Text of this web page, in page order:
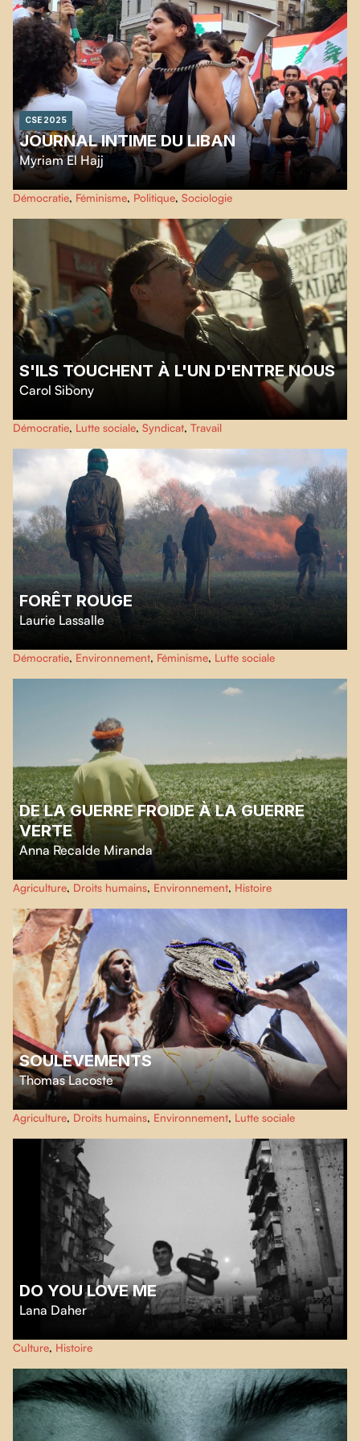
CSE 2025
JOURNAL INTIME DU LIBAN
Myriam El Hajj
Un portrait poétique et personnel du Liban, entre chaos et résistance, porté
par trois récits et la voix de la réalisatrice.
Démocratie, Féminisme, Politique, Sociologie
S'ILS TOUCHENT À L'UN D'ENTRE NOUS
Carol Sibony
L’histoire de la lutte victorieuse pour la réintégration de Christian Porta,
militant communiste et syndicaliste, après son licenciement illégal.
Démocratie, Lutte sociale, Syndicat, Travail
FORÊT ROUGE
Laurie Lassalle
Dans une forêt française, un groupe d’anarchistes établit une communauté
éco-activiste et anticapitaliste. Mais l’État a d’autres projets. Un film
poétique et révolutionnaire sur la liberté et les idéaux.
Démocratie, Environnement, Féminisme, Lutte sociale
DE LA GUERRE FROIDE À LA GUERRE
VERTE
Anna Recalde Miranda
Enquête impressionnante, ce voyage intime en Amérique latine élabore une
généalogie du désastre écologique, à travers une contextualisation
historique et politique inédite.
Agriculture, Droits humains, Environnement, Histoire
SOULÈVEMENTS
Thomas Lacoste
Un portrait choral à 16 voix desSoulèvements de la Terrerévèlent la
composition inédite des forces multiples déployées pour résister à la
catastrophe écologique en cours.
Agriculture, Droits humains, Environnement, Lutte sociale
DO YOU LOVE ME
Lana Daher
Conçu à partir d’archives diverses produites dans les sept dernières
décennies, cet hommage ludique offre un trajet personnel, non linéaire et
fragmenté dans la mémoire intime et collective du Liban.
Culture, Histoire